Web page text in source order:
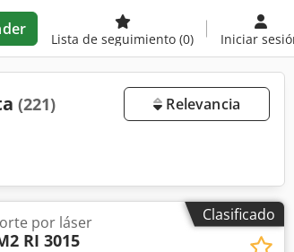
Lista de seguimiento (0) Iniciar
(221) Relevancia
Clasificado
por láser
RI 3015